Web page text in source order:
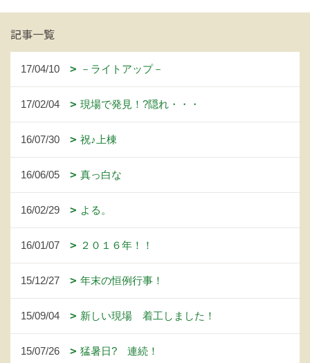
記事一覧
17/04/10 －ライトアップ－
17/02/04 現場で発見！?隠れ・・・
16/07/30 祝♪上棟
16/06/05 真っ白な
16/02/29 よる。
16/01/07 ２０１６年！！
15/12/27 年末の恒例行事！
15/09/04 新しい現場 着工しました！
15/07/26 猛暑日? 連続！